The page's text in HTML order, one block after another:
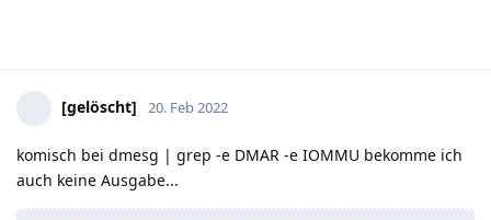
[gelöscht] 20. Feb 2022
komisch bei dmesg | grep -e DMAR -e IOMMU bekomme ich
auch keine Ausgabe...